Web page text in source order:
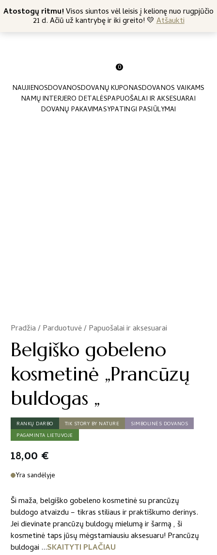
Atostogų ritmu!Visos siuntos vėl leisis į kelionę nuo rugpjūčio
21 d. Ačiū už kantrybę ir iki greito! 💛Atšaukti
Nemokamas siuntimas nuo 45 Eur +370 682 57369
0
NAUJIENOSDOVANOSDOVANŲ KUPONASDOVANOS VAIKAMS
NAMŲ INTERJERO DETALĖSPAPUOŠALAI IR AKSESUARAI
DOVANŲ PAKAVIMASYPATINGI PASIŪLYMAI
Pradžia/Parduotuvė/Papuošalai ir aksesuarai
/
Belgiško gobeleno
kosmetinė „Prancūzų
buldogas „
RANKŲ DARBO TIK STORY BY NATURE
SIMBOLINĖS DOVANOS
PAGAMINTA LIETUVOJE
18,00 €
Yra sandėlyje
Ši maža, belgiško gobeleno kosmetinė su prancūzų
buldogo atvaizdu – tikras stiliaus ir praktiškumo derinys.
Jei dievinate prancūzų buldogų mielumą ir šarmą , ši
kosmetinė taps jūsų mėgstamiausiu aksesuaru! Prancūzų
buldogai ...SKAITYTI PLAČIAU